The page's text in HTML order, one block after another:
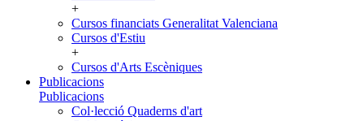
+
Cursos financiats Generalitat Valenciana
Cursos d'Estiu
+
Cursos d'Arts Escèniques
Publicacions
Publicacions
Col·lecció Quaderns d'art